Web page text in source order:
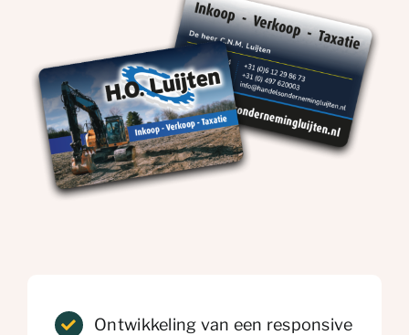
Ontwikkeling van een responsive